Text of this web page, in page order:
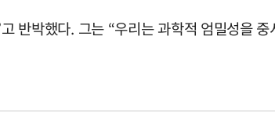
박했다. 그는 “우리는 과학적 엄밀성을